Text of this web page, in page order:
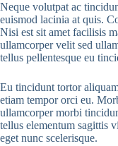
Neque volutpat ac
euismod lacinia at quis.
Nisi est sit amet facilisis
ullamcorper velit sed
tellus pellentesque eu
Eu tincidunt tortor
etiam tempor orci eu.
ullamcorper morbi
tellus elementum sagittis
eget nunc scelerisque.